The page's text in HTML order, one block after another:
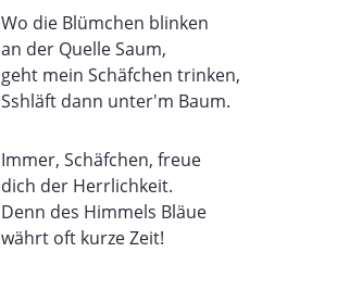
Wo die Blümchen blinken
an der Quelle Saum,
geht mein Schäfchen trinken,
Sshläft dann unter'm Baum.
Immer, Schäfchen, freue
dich der Herrlichkeit.
Denn des Himmels Bläue
währt oft kurze Zeit!